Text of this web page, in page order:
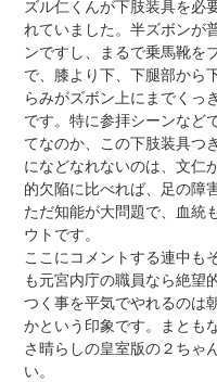
ズル仁くんが下肢装具を必
れていました。半ズボンが
ンですし、まるで乗馬靴を
で、膝より下、下腿部から
らみがズボン上にまでくっ
です。特に参拝シーンなど
てなのか、この下肢装具つ
になどなれないのは、文仁
的欠陥に比べれば、足の障
ただ知能が大問題で、血統
ウトです。
ここにコメントする連中も
も元宮内庁の職員なら絶望
つく事を平気でやれるのは
かという印象です。まとも
さ晴らしの皇室版の２ちゃ
い。